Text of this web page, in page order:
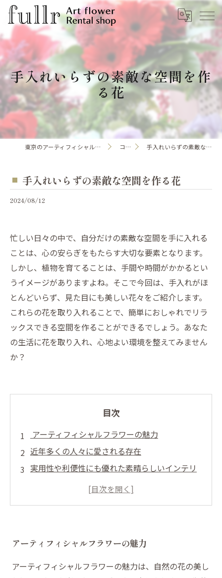
手入れいらずの素敵な空間を作
る花
東京のアーティフィシャルフラワーならfullr コラム 手入れいらずの素敵な空間を作る花
手入れいらずの素敵な空間を作る花
2024/08/12
忙しい日々の中で、自分だけの素敵な空間を手に入れる
ことは、心の安らぎをもたらす大切な要素となります。
しかし、植物を育てることは、手間や時間がかかるとい
うイメージがありますよね。そこで今回は、手入れがほ
とんどいらず、見た目にも美しい花々をご紹介します。
これらの花を取り入れることで、簡単におしゃれでリラ
ックスできる空間を作ることができるでしょう。あなた
の生活に花を取り入れ、心地よい環境を整えてみません
か？
目次
アーティフィシャルフラワーの魅力
近年多くの人々に愛される存在
実用性や利便性にも優れた素晴らしいインテリ
アーティフィシャルフラワーの魅力
アーティフィシャルフラワーの魅力は、自然の花の美し